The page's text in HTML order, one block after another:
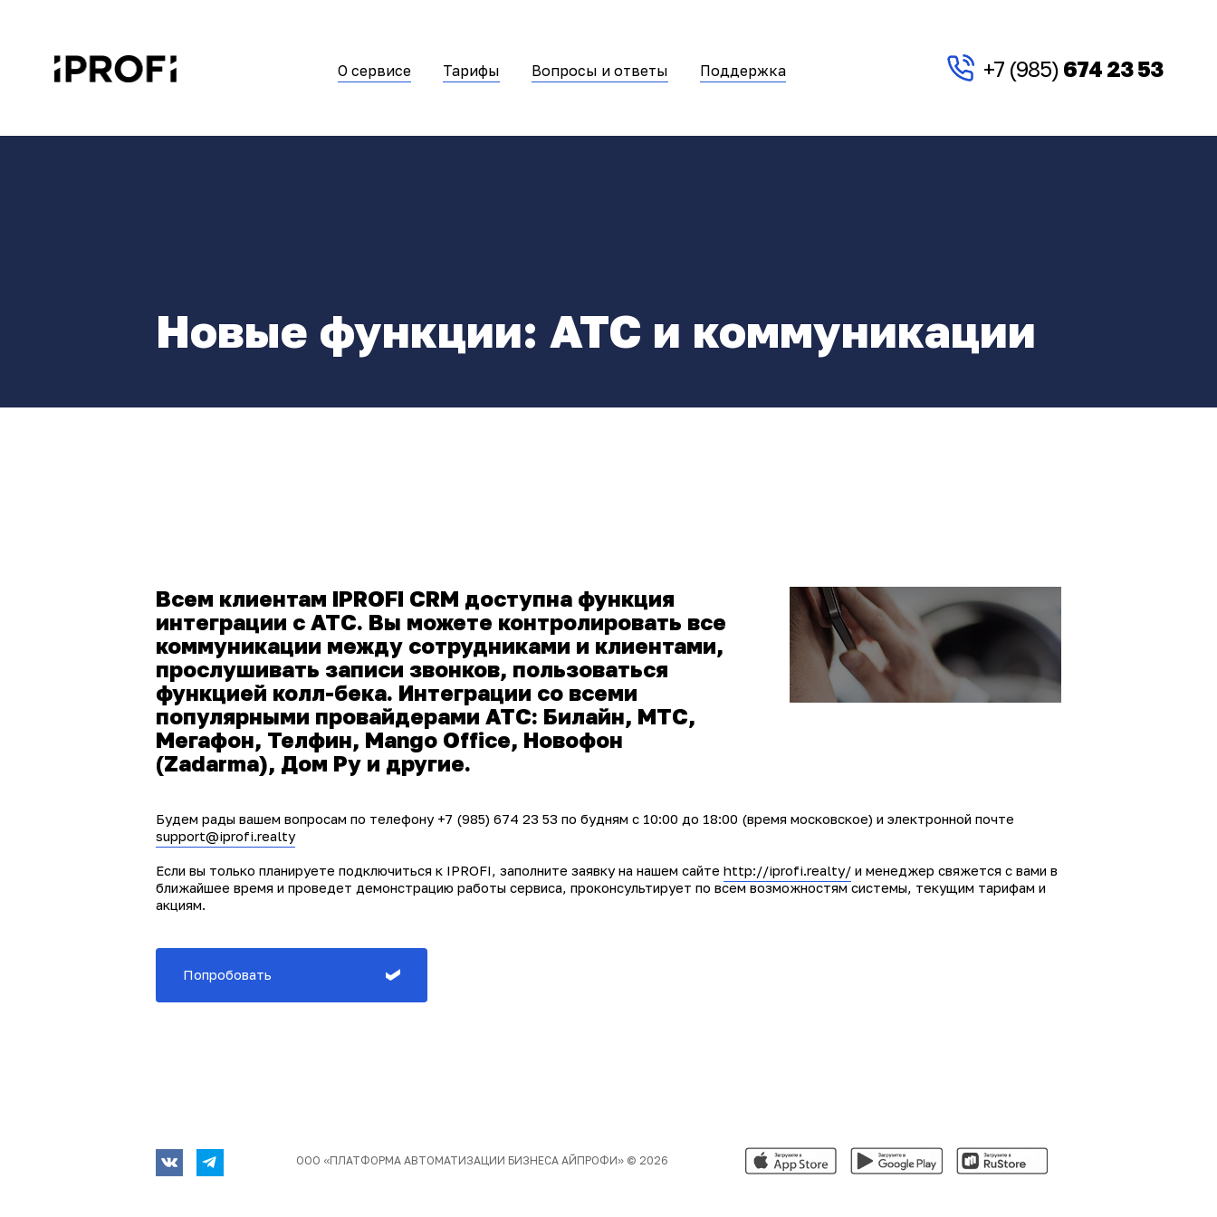
О сервисе Тарифы Вопросы и ответы Поддержка +7 (985) 674 23 53
Новые функции: АТС и коммуникации
Всем клиентам IPROFI CRM доступна функция
интеграции с АТС. Вы можете контролировать все
коммуникации между сотрудниками и клиентами,
прослушивать записи звонков, пользоваться
функцией колл-бека. Интеграции со всеми
популярными провайдерами АТС: Билайн, МТС,
Мегафон, Телфин, Mango Office, Новофон
(Zadarma), Дом Ру и другие.
Будем рады вашем вопросам по телефону +7 (985) 674 23 53 по будням с 10:00 до 18:00 (время московское) и электронной почте
support@iprofi.realty
Если вы только планируете подключиться к IPROFI, заполните заявку на нашем сайте http://iprofi.realty/ и менеджер свяжется с вами в
ближайшее время и проведет демонстрацию работы сервиса, проконсультирует по всем возможностям системы, текущим тарифам и
акциям.
Попробовать
ООО «ПЛАТФОРМА АВТОМАТИЗАЦИИ БИЗНЕСА АЙПРОФИ» © 2026